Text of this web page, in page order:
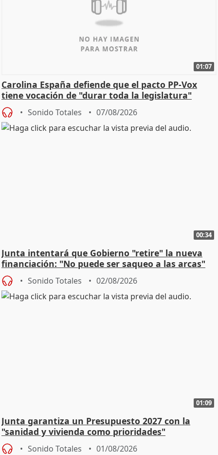
01:07
Carolina España defiende que el pacto PP-Vox
tiene vocación de "durar toda la legislatura"
Sonido Totales 07/08/2026
00:34
Junta intentará que Gobierno "retire" la nueva
financiación: "No puede ser saqueo a las arcas"
Sonido Totales 02/08/2026
01:09
Junta garantiza un Presupuesto 2027 con la
"sanidad y vivienda como prioridades"
Sonido Totales 01/08/2026